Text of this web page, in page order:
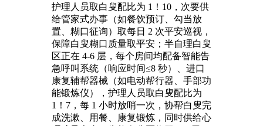
护理人员取白叟配比为 1！10，次要供
给管家式办事（如餐饮预订、勾当放
置、糊口征询）取每日 2 次平安巡视，
保障白叟糊口质量取平安；半自理白叟
区正在 4-6 层，每个房间均配备智能告
急呼叫系统（响应时间≤8 秒）、进口
康复辅帮器械（如电动帮行器、手部功
能锻炼仪），护理人员取白叟配比为
1！7，每 1 小时放哨一次，协帮白叟完
成洗漱、用餐、康复锻炼，同时供给心